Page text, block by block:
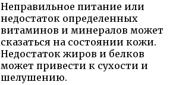
Неправильное питание или
недостаток определенных
витаминов и минералов может
сказаться на состоянии кожи.
Недостаток жиров и белков
может привести к сухости и
шелушению.